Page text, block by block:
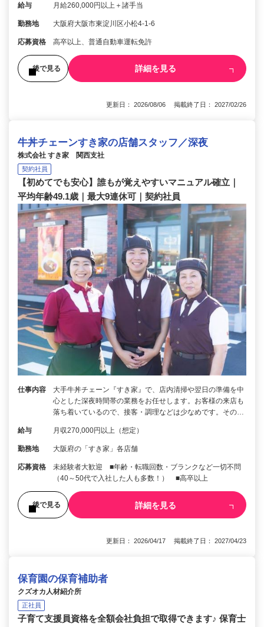
給与 月給260,000円以上＋諸手当
勤務地 大阪府大阪市東淀川区小松4-1-6
応募資格 高卒以上、普通自動車運転免許
後で見る 詳細を見る
更新日： 2026/08/06 掲載終了日： 2027/02/26
牛丼チェーンすき家の店舗スタッフ／深夜
株式会社 すき家 関西支社
契約社員
【初めてでも安心】誰もが覚えやすいマニュアル確立｜
平均年齢49.1歳｜最大9連休可｜契約社員
仕事内容
大手牛丼チェーン『すき家』で、店内清掃や翌日の準備を中
心とした深夜時間帯の業務をお任せします。お客様の来店も
落ち着いているので、接客・調理などは少なめです。その…
給与 月収270,000円以上（想定）
勤務地 大阪府の「すき家」各店舗
応募資格
未経験者大歓迎 ■年齢・転職回数・ブランクなど一切不問
（40～50代で入社した人も多数！） ■高卒以上
後で見る 詳細を見る
更新日： 2026/04/17 掲載終了日： 2027/04/23
保育園の保育補助者
クズオカ人材紹介所
正社員
子育て支援員資格を全額会社負担で取得できます♪ 保育士